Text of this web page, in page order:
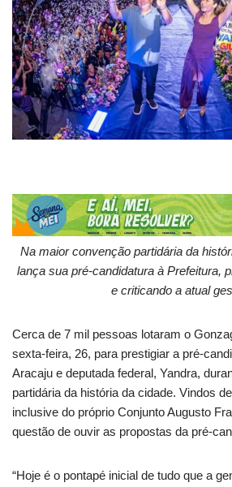
Na maior convenção partidária da
lança sua pré-candidatura à Prefeitura,
e criticando a atual
Cerca de 7 mil pessoas lotaram o
sexta-feira, 26, para prestigiar a pré-
Aracaju e deputada federal, Yandra,
partidária da história da cidade. Vindos
inclusive do próprio Conjunto Augusto
questão de ouvir as propostas da pré-
“Hoje é o pontapé inicial de tudo que a